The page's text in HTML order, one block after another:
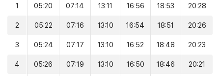
1 05:20 07:14 13:11 16:56 18:53 20:28
2 05:22 07:16 13:10 16:54 18:51 20:26
3 05:24 07:17 13:10 16:52 18:48 20:23
4 05:26 07:19 13:10 16:50 18:46 20:21